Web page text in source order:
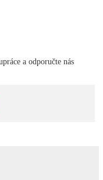
a odporučte nás